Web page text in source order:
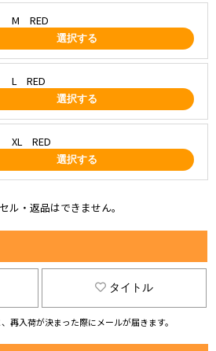
M RED
選択する
L RED
選択する
XL RED
選択する
ル・返品はできません。
タイトル
再入荷が決まった際にメールが届きます。